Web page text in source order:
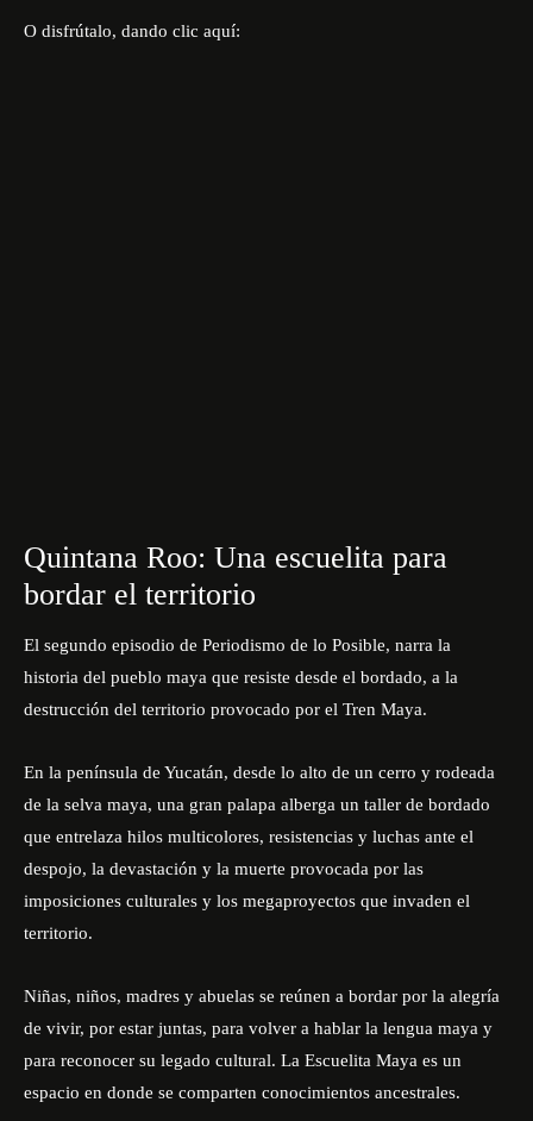
O disfrútalo, dando clic aquí:
Quintana Roo: Una escuelita para
bordar el territorio
El segundo episodio de Periodismo de lo Posible, narra la
historia del pueblo maya que resiste desde el bordado, a la
destrucción del territorio provocado por el Tren Maya.
En la península de Yucatán, desde lo alto de un cerro y rodeada
de la selva maya, una gran palapa alberga un taller de bordado
que entrelaza hilos multicolores, resistencias y luchas ante el
despojo, la devastación y la muerte provocada por las
imposiciones culturales y los megaproyectos que invaden el
territorio.
Niñas, niños, madres y abuelas se reúnen a bordar por la alegría
de vivir, por estar juntas, para volver a hablar la lengua maya y
para reconocer su legado cultural. La Escuelita Maya es un
espacio en donde se comparten conocimientos ancestrales.